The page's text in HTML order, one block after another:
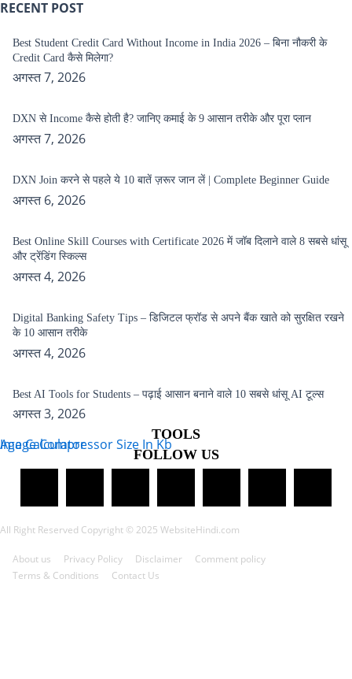
RECENT POST
Best Student Credit Card Without Income in India 2026 – बिना नौकरी के
Credit Card कैसे मिलेगा?
अगस्त 7, 2026
DXN से Income कैसे होती है? जानिए कमाई के 9 आसान तरीके और पूरा प्लान
अगस्त 7, 2026
DXN Join करने से पहले ये 10 बातें ज़रूर जान लें | Complete Beginner Guide
अगस्त 6, 2026
Best Online Skill Courses with Certificate 2026 में जॉब दिलाने वाले 8 सबसे धांसू
और ट्रेंडिंग स्किल्स
अगस्त 4, 2026
Digital Banking Safety Tips – डिजिटल फ्रॉड से अपने बैंक खाते को सुरक्षित रखने
के 10 आसान तरीके
अगस्त 4, 2026
Best AI Tools for Students – पढ़ाई आसान बनाने वाले 10 सबसे धांसू AI टूल्स
अगस्त 3, 2026
TOOLS
Age Calculator
Image Compressor Size In Kb
FOLLOW US
All Right Reserved Copyright © 2025 WebsiteHindi.com
About us Privacy Policy Disclaimer
Comment policy
Terms & Conditions
Contact Us